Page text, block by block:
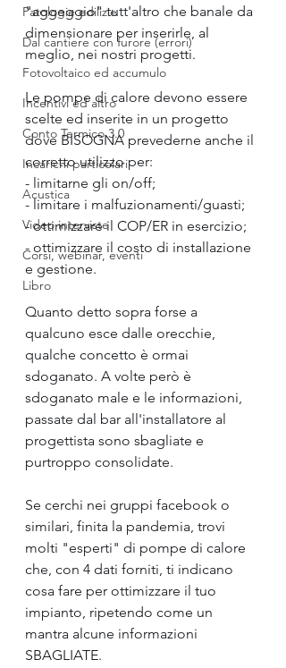
Patologie edilizie
Dal cantiere con furore (errori)
Fotovoltaico ed accumulo
Incentivi ed altro
Conto Termico 3.0
Incarichi particolari
Acustica
Video interviste
Corsi, webinar, eventi
Libro
"aggeggio" tutt'altro che banale da
dimensionare per inserirle, al
meglio, nei nostri progetti.
Le pompe di calore devono essere
scelte ed inserite in un progetto
dove BISOGNA prevederne anche il
corretto utilizzo per:
- limitarne gli on/off;
- limitare i malfuzionamenti/guasti;
- ottimizzare il COP/ER in esercizio;
- ottimizzare il costo di installazione
e gestione.
Quanto detto sopra forse a
qualcuno esce dalle orecchie,
qualche concetto è ormai
sdoganato. A volte però è
sdoganato male e le informazioni,
passate dal bar all'installatore al
progettista sono sbagliate e
purtroppo consolidate.
Se cerchi nei gruppi facebook o
similari, finita la pandemia, trovi
molti "esperti" di pompe di calore
che, con 4 dati forniti, ti indicano
cosa fare per ottimizzare il tuo
impianto, ripetendo come un
mantra alcune informazioni
SBAGLIATE.